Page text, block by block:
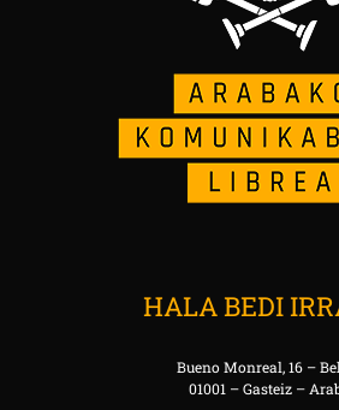
HALA BEDI
Bueno Monreal, 16 –
01001 – Gasteiz –